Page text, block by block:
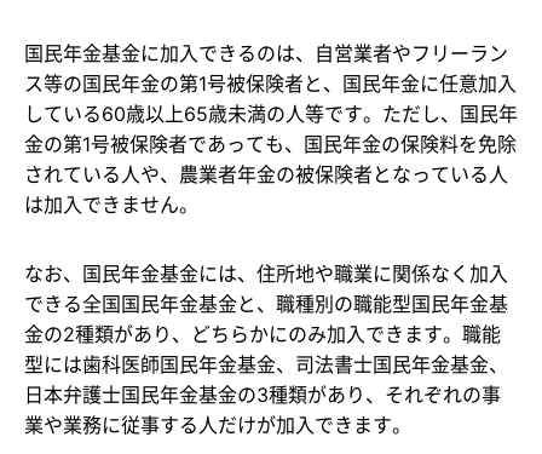
国民年金基金に加入できるのは、自営業者やフリーラン
ス等の国民年金の第1号被保険者と、国民年金に任意加入
している60歳以上65歳未満の人等です。ただし、国民年
金の第1号被保険者であっても、国民年金の保険料を免除
されている人や、農業者年金の被保険者となっている人
は加入できません。
なお、国民年金基金には、住所地や職業に関係なく加入
できる全国国民年金基金と、職種別の職能型国民年金基
金の2種類があり、どちらかにのみ加入できます。職能
型には歯科医師国民年金基金、司法書士国民年金基金、
日本弁護士国民年金基金の3種類があり、それぞれの事
業や業務に従事する人だけが加入できます。